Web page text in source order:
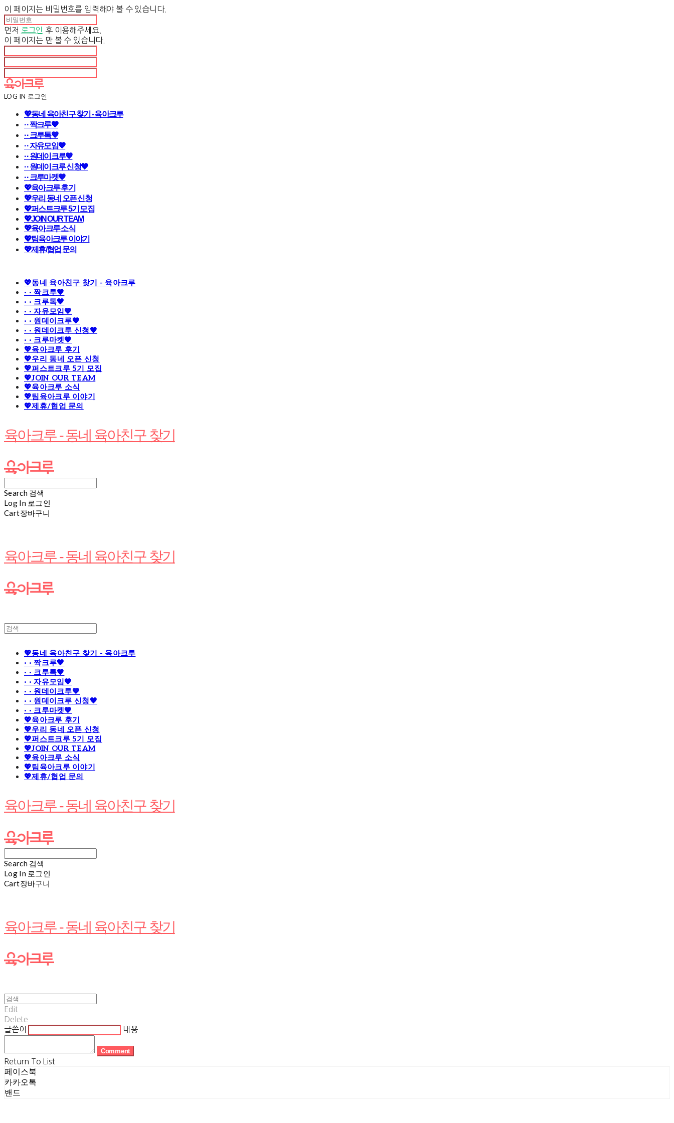
이 페이지는 비밀번호를 입력해야 볼 수 있습니다.
먼저 로그인 후 이용해주세요.
이 페이지는 만 볼 수 있습니다.
LOG IN 로그인
💖동네 육아친구 찾기 - 육아크루
· · 짝크루🧡
· · 크루톡🧡
· · 자유모임🧡
· · 원데이크루🧡
· · 원데이크루 신청🧡
· · 크루마켓🧡
💖육아크루 후기
💖우리 동네 오픈 신청
💖퍼스트크루 5기 모집
💖JOIN OUR TEAM
💖육아크루 소식
💖팀육아크루 이야기
💖제휴/협업 문의
💖동네 육아친구 찾기 - 육아크루
· · 짝크루🧡
· · 크루톡🧡
· · 자유모임🧡
· · 원데이크루🧡
· · 원데이크루 신청🧡
· · 크루마켓🧡
💖육아크루 후기
💖우리 동네 오픈 신청
💖퍼스트크루 5기 모집
💖JOIN OUR TEAM
💖육아크루 소식
💖팀육아크루 이야기
💖제휴/협업 문의
육아크루 - 동네 육아친구 찾기
Search 검색
Log In 로그인
Cart장바구니
육아크루 - 동네 육아친구 찾기
💖동네 육아친구 찾기 - 육아크루
· · 짝크루🧡
· · 크루톡🧡
· · 자유모임🧡
· · 원데이크루🧡
· · 원데이크루 신청🧡
· · 크루마켓🧡
💖육아크루 후기
💖우리 동네 오픈 신청
💖퍼스트크루 5기 모집
💖JOIN OUR TEAM
💖육아크루 소식
💖팀육아크루 이야기
💖제휴/협업 문의
육아크루 - 동네 육아친구 찾기
Search 검색
Log In 로그인
Cart장바구니
육아크루 - 동네 육아친구 찾기
Edit
Delete
글쓴이
내용
Comment
Return To List
페이스북
카카오톡
밴드